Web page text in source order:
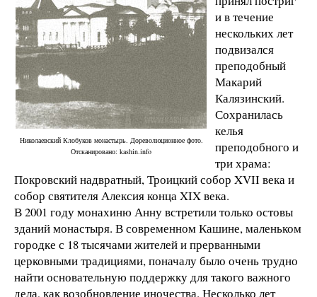
Николаевский Клобуков монастырь. Дореволюционное фото.
Отсканировано: kashin.info
и в течение
нескольких лет
подвизался
преподобный
Макарий
Калязинский.
Сохранилась
келья
преподобного и
три храма:
Покровский надвратный, Троицкий собор XVII века и
собор святителя Алексия конца XIX века.
В 2001 году монахиню Анну встретили только остовы
зданий монастыря. В современном Кашине, маленьком
городке с 18 тысячами жителей и прерванными
церковными традициями, поначалу было очень трудно
найти основательную поддержку для такого важного
дела, как возобновление иночества. Несколько лет